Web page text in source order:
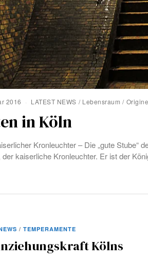
2016 LATEST NEWS / Lebensraum /
in Köln
Kronleuchter – Die „gute Stube“
der kaiserliche Kronleuchter. Er ist der
/ TEMPERAMENTE
Kölns